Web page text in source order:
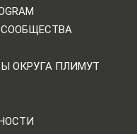
ОКРУГА ПЛИМУТ